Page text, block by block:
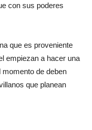
con sus poderes
que es proveniente
empiezan a hacer una
de deben
que planean